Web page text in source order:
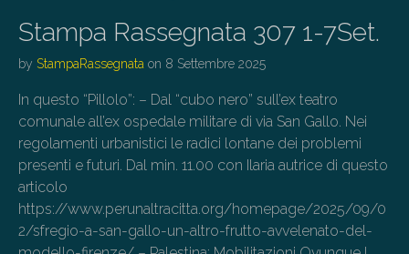
Stampa Rassegnata 307 1-7Set.
by StampaRassegnata on 8 Settembre 2025
In questo “Pillolo”: – Dal “cubo nero” sull’ex teatro
comunale all’ex ospedale militare di via San Gallo. Nei
regolamenti urbanistici le radici lontane dei problemi
presenti e futuri. Dal min. 11.00 con Ilaria autrice di questo
articolo
https://www.perunaltracitta.org/homepage/2025/09/0
2/sfregio-a-san-gallo-un-altro-frutto-avvelenato-del-